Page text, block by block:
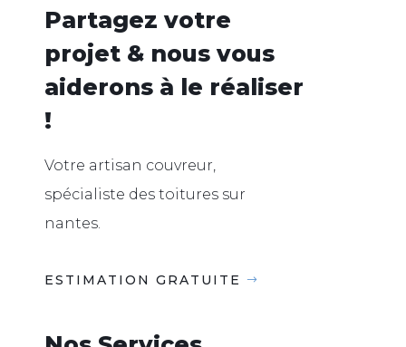
Partagez votre
projet & nous vous
aiderons à le réaliser
!
Votre artisan couvreur,
spécialiste des toitures sur
nantes.
ESTIMATION GRATUITE